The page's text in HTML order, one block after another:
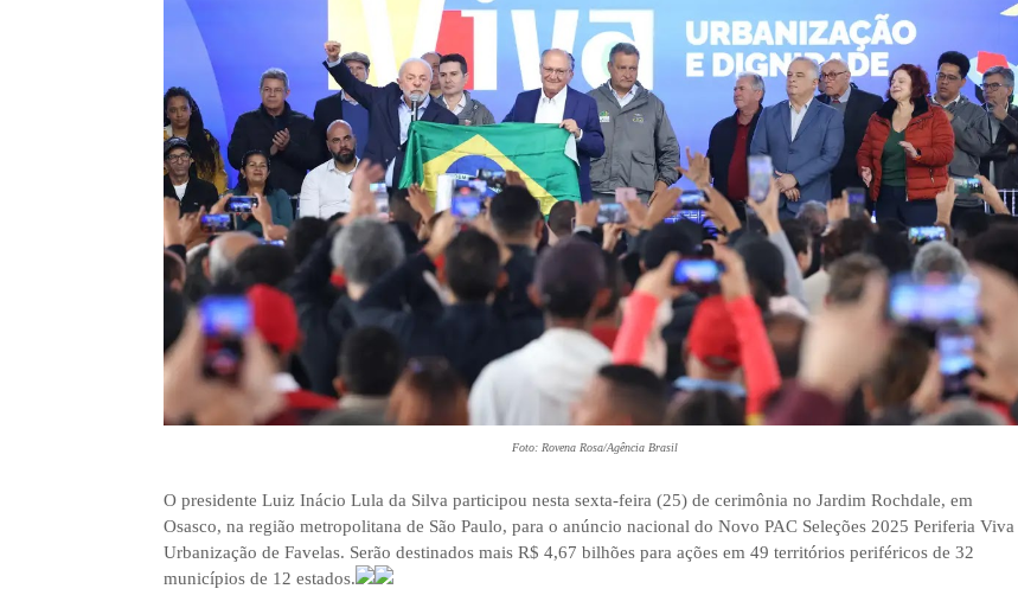
Foto: Rovena Rosa/Agência Brasil
O presidente Luiz Inácio Lula da Silva participou nesta sexta-feira (25) de cerimônia no Jardim Rochdale, em
Osasco, na região metropolitana de São Paulo, para o anúncio nacional do Novo PAC Seleções 2025 Periferia Viva
Urbanização de Favelas. Serão destinados mais R$ 4,67 bilhões para ações em 49 territórios periféricos de 32
municípios de 12 estados.